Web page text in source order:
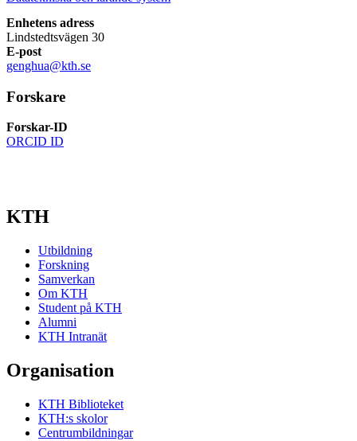
Enhetens adress
Lindstedtsvägen 30
E-post
genghua@kth.se
Forskare
Forskar-ID
ORCID ID
KTH
Utbildning
Forskning
Samverkan
Om KTH
Student på KTH
Alumni
KTH Intranät
Organisation
KTH Biblioteket
KTH:s skolor
Centrumbildningar